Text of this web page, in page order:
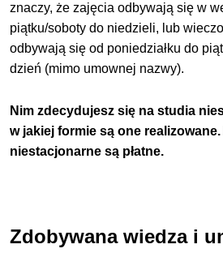
znaczy, że zajęcia odbywają się w
piątku/soboty do niedzieli, lub
odbywają się od poniedziałku do
dzień (mimo umownej nazwy).
Nim zdecydujesz się na studia
w jakiej formie są one
niestacjonarne są płatne.
Zdobywana wiedza i